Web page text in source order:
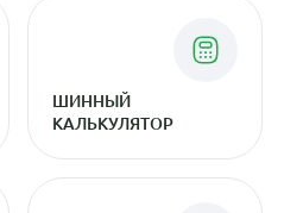
ШИННЫЙ
КАЛЬКУЛЯТОР